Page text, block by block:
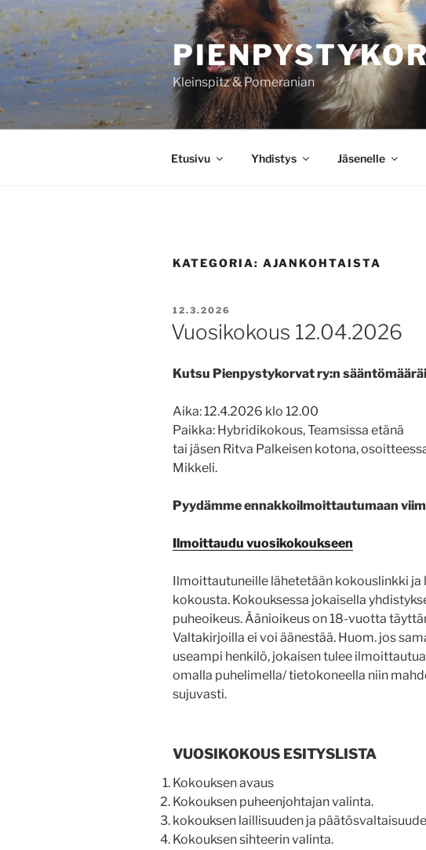
Siirry
sisältöön
Kleinspitz & Pomeranian
Etusivu Yhdistys Jäsenelle
KATEGORIA: AJANKOHTAISTA
JULKAISTU
12.3.2026
Vuosikokous 12.04.2026
Kutsu Pienpystykorvat ry:n
Aika: 12.4.2026 klo 12.00
Paikka: Hybridikokous, Teamsissa etänä
tai jäsen Ritva Palkeisen kotona,
Mikkeli.
Pyydämme ennakkoilmoittautumaan
Ilmoittaudu vuosikokoukseen
Ilmoittautuneille lähetetään kokouslinkki
kokousta. Kokouksessa jokaisella
puheoikeus. Äänioikeus on 18-vuotta
Valtakirjoilla ei voi äänestää. Huom. jos
useampi henkilö, jokaisen tulee
omalla puhelimella/ tietokoneella niin
sujuvasti.
VUOSIKOKOUS ESITYSLISTA
Kokouksen avaus
Kokouksen puheenjohtajan valinta.
kokouksen laillisuuden ja
Kokouksen sihteerin valinta.